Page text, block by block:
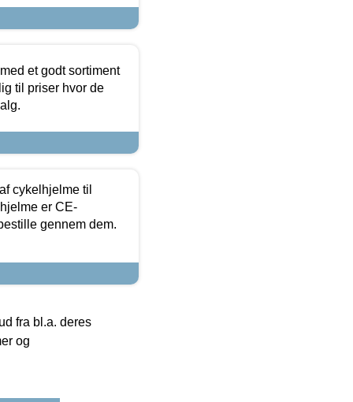
et godt sortiment
til priser hvor de
cykelhjelme til
er CE-
gennem dem.
fra bl.a. deres
og